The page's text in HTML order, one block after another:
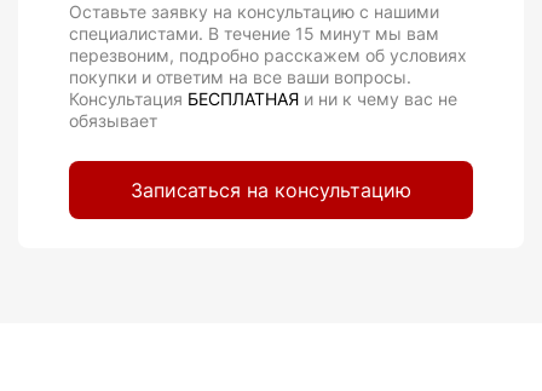
Оставьте заявку на консультацию с нашими
специалистами. В течение 15 минут мы вам
перезвоним, подробно расскажем об условиях
покупки и ответим на все ваши вопросы.
Консультация БЕСПЛАТНАЯ и ни к чему вас не
обязывает
Записаться на консультацию